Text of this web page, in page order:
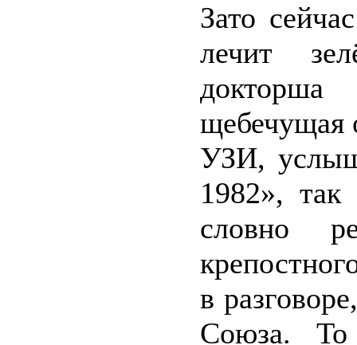
Зато
лечит
щебечущая
УЗИ,
1982»,
словно
в
Союза. То